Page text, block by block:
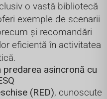
o vastă bibliotecă
exemple de scenarii
și recomandări
eficientă în activitatea
predarea asincronă cu
(RED), cunoscute